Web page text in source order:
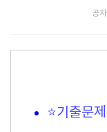
공
⭐기출문